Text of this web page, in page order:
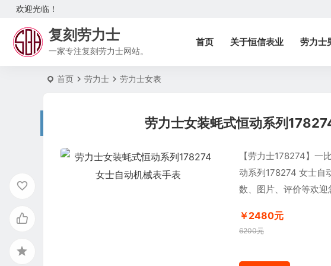
欢迎光临！
复刻劳力士
一家专注复刻劳力士网站。
首页 关于恒信表业 劳力士
首页 劳力士 劳力士女表
劳力士女装蚝式恒动系列
【劳力士178274】一
动系列178274 女士自
数、图片、评价等欢迎
￥2480元
6200元